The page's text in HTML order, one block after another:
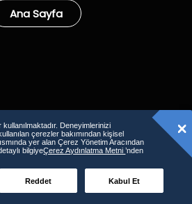
Ana Sayfa
Deneyimlerinizi
çerezler bakımından kişisel
yer alan Çerez Yönetim Aracından
bilgiyeÇerez Aydınlatma Metni’nden
Reddet Kabul Et